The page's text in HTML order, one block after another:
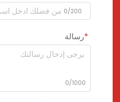
0/200
رسالة
0/1000